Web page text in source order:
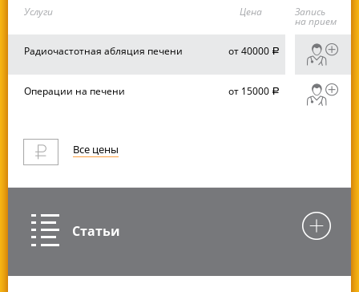
Услуги Цена Запись
на прием
Радиочастотная абляция печени от 40000 руб.
Операции на печени от 15000 руб.
Все цены
Статьи